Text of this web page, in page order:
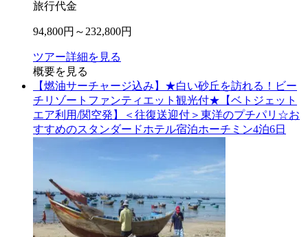
旅行代金
94,800円～ 232,800円
ツアー詳細を見る
概要を見る
【燃油サーチャージ込み】★白い砂丘を訪れる！ビー
チリゾートファンティエット観光付★【ベトジェット
エア利用/関空発】＜往復送迎付＞東洋のプチパリ☆お
すすめのスタンダードホテル宿泊ホーチミン4泊6日